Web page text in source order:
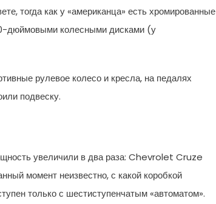
тогда как у «американца» есть хромированные
дюймовыми колесными дисками (у
рулевое колесо и кресла, на педалях
подвеску.
увеличили в два раза: Chevrolet Cruze
момент неизвестно, с какой коробкой
только с шестиступенчатым «автоматом».